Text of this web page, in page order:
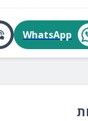
WhatsApp